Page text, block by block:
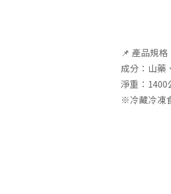
📌 產品規格
成分：山藥
淨重：1400
※冷藏冷凍